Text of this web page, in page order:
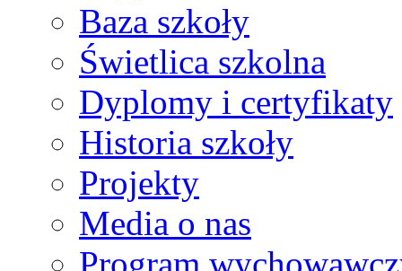
Baza szkoły
Świetlica szkolna
Dyplomy i certyfikaty
Historia szkoły
Projekty
Media o nas